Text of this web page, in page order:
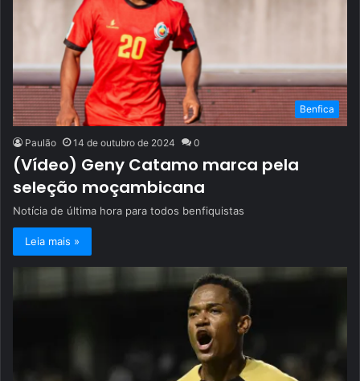
Benfica
Paulão 14 de outubro de 2024 0
(Vídeo) Geny Catamo marca pela
seleção moçambicana
Notícia de última hora para todos benfiquistas
Leia mais »